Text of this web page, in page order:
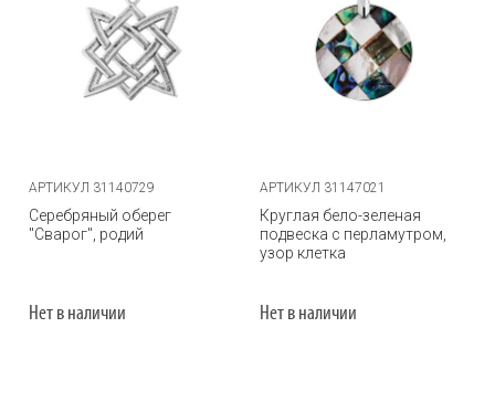
АРТИКУЛ 31140729
Серебряный оберег
"Сварог", родий
Нет в наличии
АРТИКУЛ 31147021
Круглая бело-зеленая
подвеска с перламутром,
узор клетка
Нет в наличии